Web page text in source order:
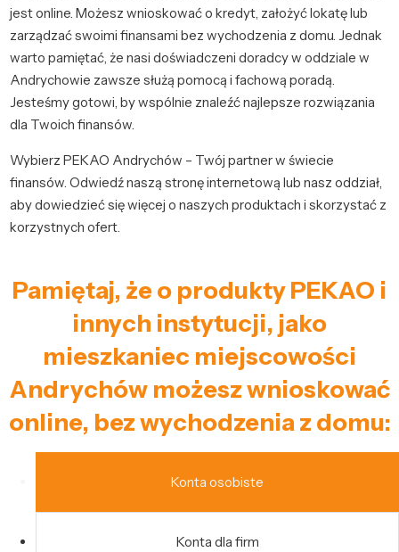
jest online. Możesz wnioskować o kredyt, założyć lokatę lub
zarządzać swoimi finansami bez wychodzenia z domu. Jednak
warto pamiętać, że nasi doświadczeni doradcy w oddziale w
Andrychowie zawsze służą pomocą i fachową poradą.
Jesteśmy gotowi, by wspólnie znaleźć najlepsze rozwiązania
dla Twoich finansów.
Wybierz PEKAO Andrychów – Twój partner w świecie
finansów. Odwiedź naszą stronę internetową lub nasz oddział,
aby dowiedzieć się więcej o naszych produktach i skorzystać z
korzystnych ofert.
Pamiętaj, że o produkty PEKAO i
innych instytucji, jako
mieszkaniec miejscowości
Andrychów możesz wnioskować
online, bez wychodzenia z domu:
Konta osobiste
Konta dla firm